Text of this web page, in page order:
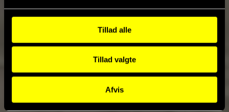
Tillad alle
Tillad valgte
Afvis